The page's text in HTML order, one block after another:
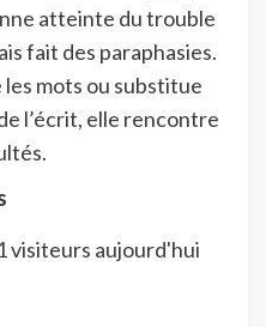
atteinte du trouble
fait des paraphasies.
les mots ou substitue
l’écrit, elle rencontre
visiteurs aujourd'hui